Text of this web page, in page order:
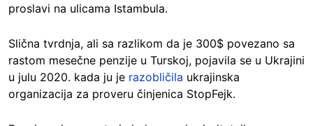
proslavi na ulicama Istambula.
Slična tvrdnja, ali sa razlikom da je 300$ povezano sa
rastom mesečne penzije u Turskoj, pojavila se u Ukrajini
u julu 2020. kada ju je razobličila ukrajinska
organizacija za proveru činjenica StopFejk.